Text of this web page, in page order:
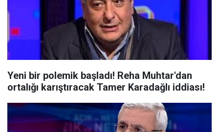
Yeni bir polemik başladı! Reha Muhtar'dan
ortalığı karıştıracak Tamer Karadağlı iddiası!